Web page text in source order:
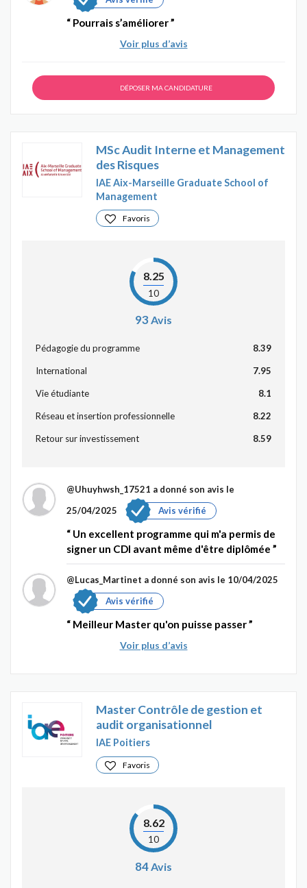
Pourrais s’améliorer
Voir plus d’avis
DÉPOSER MA CANDIDATURE
MSc Audit Interne et Management
des Risques
IAE Aix-Marseille Graduate School of
Management
Favoris
8.25
10
93Avis
Pédagogie du programme 8.39
International 7.95
Vie étudiante 8.1
Réseau et insertion professionnelle 8.22
Retour sur investissement 8.59
@Uhuyhwsh_17521 a donné son avis le
25/04/2025
Avis vérifié
Un excellent programme qui m'a permis de
signer un CDI avant même d'être diplômée
@Lucas_Martinet a donné son avis le 10/04/2025
Avis vérifié
Meilleur Master qu'on puisse passer
Voir plus d’avis
Master Contrôle de gestion et
audit organisationnel
IAE Poitiers
Favoris
8.62
10
84 Avis